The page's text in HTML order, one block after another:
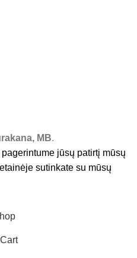
MB.
jūsų patirtį mūsų
sutinkate su mūsų
Cart